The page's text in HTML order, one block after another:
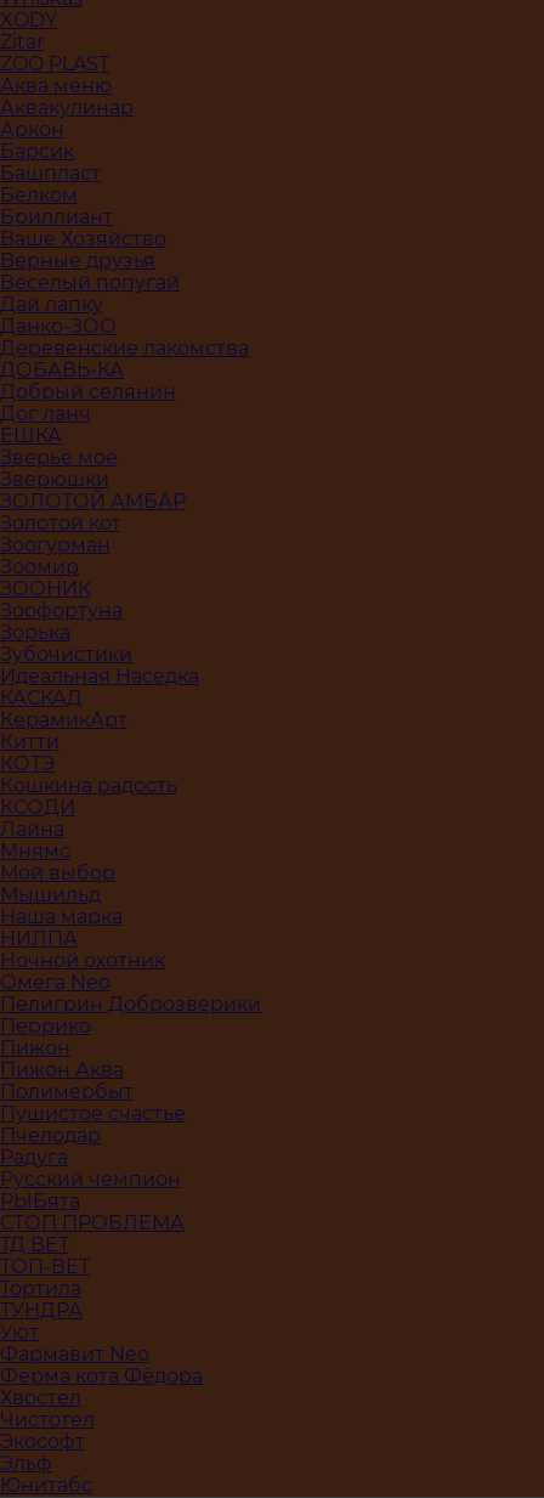
XODY
Zitar
ZOO PLAST
Аква меню
Аквакулинар
Аркон
Барсик
Башпласт
Белком
Бриллиант
Ваше Хозяйство
Верные друзья
Веселый попугай
Дай лапку
Данко-ЗОО
Деревенские лакомства
ДОБАВЬ-КА
Добрый селянин
Дог ланч
ЕШКА
Зверьё моё
Зверюшки
ЗОЛОТОЙ АМБАР
Золотой кот
Зоогурман
Зоомир
ЗООНИК
Зоофортуна
Зорька
Зубочистики
Идеальная Наседка
КАСКАД
КерамикАрт
Китти
КОТЭ
Кошкина радость
КСОДИ
Лайна
Мнямс
Мой выбор
Мышильд
Наша марка
НИЛПА
Ночной охотник
Омега Neo
Пелигрин Доброзверики
Перрико
Пижон
Пижон Аква
Полимербыт
Пушистое счастье
Пчелодар
Радуга
Русский чемпион
РЫБята
СТОП ПРОБЛЕМА
ТД ВЕТ
ТОП-ВЕТ
Тортила
ТУНДРА
Уют
Фармавит Neo
Ферма кота Фёдора
Хвостел
Чистотел
Экософт
Эльф
Юнитабс